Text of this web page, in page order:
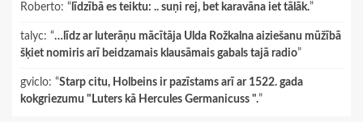
Roberto: “ līdzībā es teiktu: .. suņi rej, bet karavāna iet tālāk.”
talyc: “…līdz ar luterāņu mācītāja Ulda Rožkalna aiziešanu mūžībā
šķiet nomiris arī beidzamais klausāmais gabals tajā radio”
gviclo: “Starp citu, Holbeins ir pazīstams arī ar 1522. gada
kokgriezumu "Luters kā Hercules Germanicuss ".”